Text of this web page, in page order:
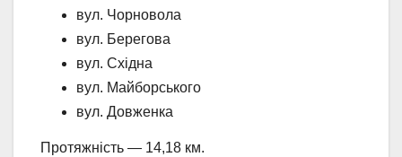
вул. Чорновола
вул. Берегова
вул. Східна
вул. Майборського
вул. Довженка
Протяжність — 14,18 км.